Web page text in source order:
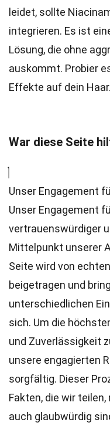
leidet, sollte
integrieren. Es ist
Lösung, die ohne
auskommt. Probier
Effekte auf dein Haar.
War diese Seite
Unser Engagement
Unser Engagement
vertrauenswürdiger
Mittelpunkt unserer
Seite wird von
beigetragen und
unterschiedlichen
sich. Um die
und Zuverlässigkeit
unsere engagierten
sorgfältig. Dieser
Fakten, die wir
auch glaubwürdig